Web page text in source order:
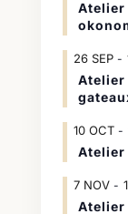
Atelier
26 SEP
Atelier
10 OCT
Atelier
7 NOV
Atelier